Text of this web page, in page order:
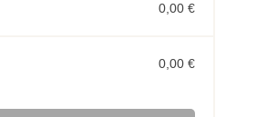
0,00 €
0,00 €